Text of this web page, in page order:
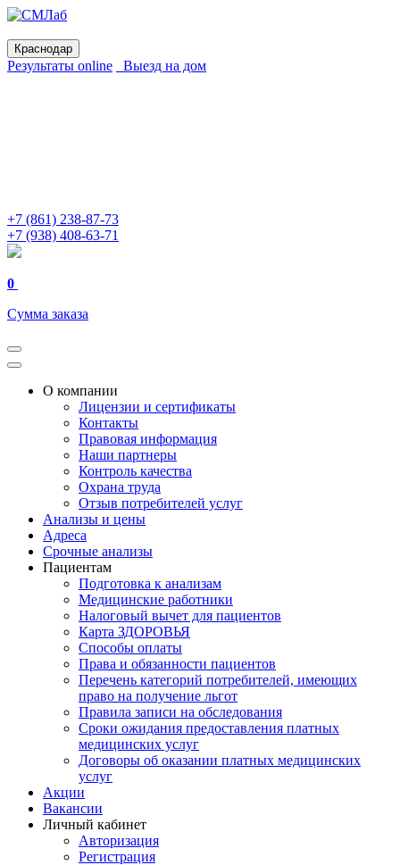
Краснодар
Результаты online Выезд на дом
+7 (861) 238-87-73
+7 (938) 408-63-71
0
Сумма заказа
О компании
Лицензии и сертификаты
Контакты
Правовая информация
Наши партнеры
Контроль качества
Охрана труда
Отзыв потребителей услуг
Анализы и цены
Адреса
Срочные анализы
Пациентам
Подготовка к анализам
Медицинские работники
Налоговый вычет для пациентов
Карта ЗДОРОВЬЯ
Способы оплаты
Права и обязанности пациентов
Перечень категорий потребителей, имеющих
право на получение льгот
Правила записи на обследования
Сроки ожидания предоставления платных
медицинских услуг
Договоры об оказании платных медицинских
услуг
Акции
Вакансии
Личный кабинет
Авторизация
Регистрация